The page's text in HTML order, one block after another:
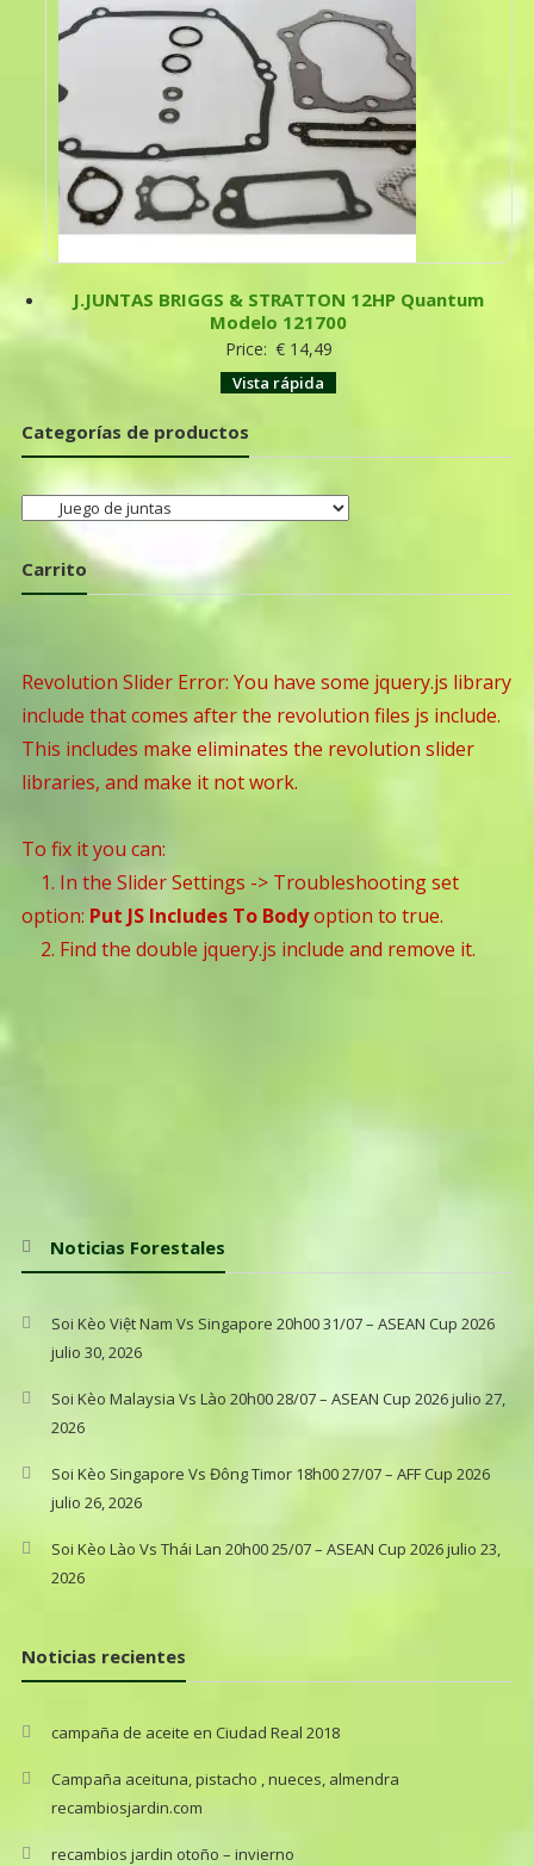
J.JUNTAS BRIGGS & STRATTON 12HP Quantum
Modelo 121700
Price: €14,49
Vista rápida
Categorías de productos
Carrito
Revolution Slider Error: You have some jquery.js library
include that comes after the revolution files js include.
This includes make eliminates the revolution slider
libraries, and make it not work.
To fix it you can:
1. In the Slider Settings -> Troubleshooting set
option: Put JS Includes To Bodyoption to true.
2. Find the double jquery.js include and remove it.
Noticias Forestales
Soi Kèo Việt Nam Vs Singapore 20h00 31/07 – ASEAN Cup 2026
julio 30, 2026
Soi Kèo Malaysia Vs Lào 20h00 28/07 – ASEAN Cup 2026julio 27,
2026
Soi Kèo Singapore Vs Đông Timor 18h00 27/07 – AFF Cup 2026
julio 26, 2026
Soi Kèo Lào Vs Thái Lan 20h00 25/07 – ASEAN Cup 2026julio 23,
2026
Noticias recientes
campaña de aceite en Ciudad Real 2018
Campaña aceituna, pistacho , nueces, almendra
recambiosjardin.com
recambios jardin otoño – invierno